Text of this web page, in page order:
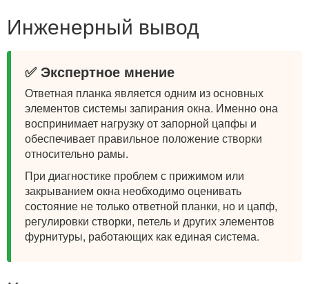
Инженерный вывод
✅ Экспертное мнение
Ответная планка является одним из основных
элементов системы запирания окна. Именно она
воспринимает нагрузку от запорной цапфы и
обеспечивает правильное положение створки
относительно рамы.
При диагностике проблем с прижимом или
закрыванием окна необходимо оценивать
состояние не только ответной планки, но и цапф,
регулировки створки, петель и других элементов
фурнитуры, работающих как единая система.